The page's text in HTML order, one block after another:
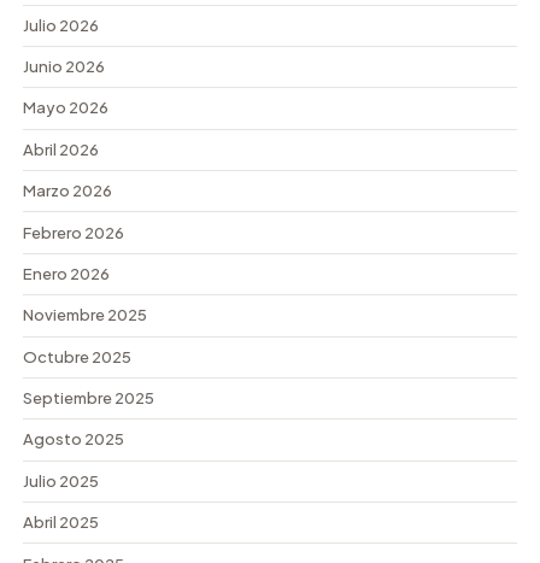
Julio 2026
Junio 2026
Mayo 2026
Abril 2026
Marzo 2026
Febrero 2026
Enero 2026
Noviembre 2025
Octubre 2025
Septiembre 2025
Agosto 2025
Julio 2025
Abril 2025